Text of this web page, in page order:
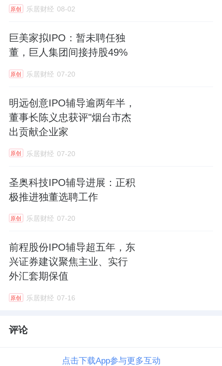
原创 乐居财经 08-02
巨美家拟IPO：暂未聘任独
董，巨人集团间接持股49%
原创 乐居财经 07-20
明远创意IPO辅导逾两年半，
董事长陈义忠获评"烟台市杰
出贡献企业家
原创 乐居财经 07-20
圣奥科技IPO辅导进展：正积
极推进独董选聘工作
原创 乐居财经 07-20
前程股份IPO辅导超五年，东
兴证券建议聚焦主业、实行
外汇套期保值
原创 乐居财经 07-16
评论
点击下载App参与更多互动